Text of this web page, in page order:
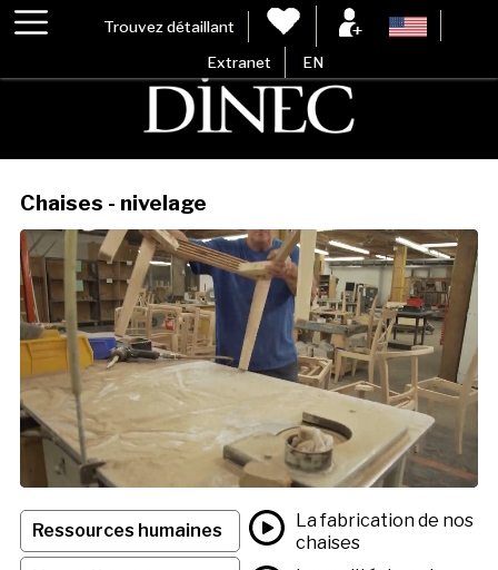
Trouvez détaillant
Extranet EN
Chaises - nivelage
Ressources humaines
La fabrication de nos
chaises